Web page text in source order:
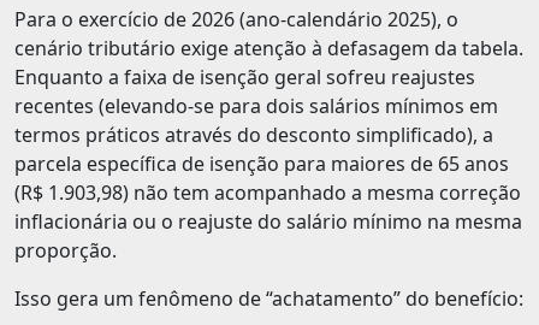
Para o exercício de 2026 (ano-calendário 2025), o
cenário tributário exige atenção à defasagem da tabela.
Enquanto a faixa de isenção geral sofreu reajustes
recentes (elevando-se para dois salários mínimos em
termos práticos através do desconto simplificado), a
parcela específica de isenção para maiores de 65 anos
(R$ 1.903,98) não tem acompanhado a mesma correção
inflacionária ou o reajuste do salário mínimo na mesma
proporção.
Isso gera um fenômeno de “achatamento” do benefício: